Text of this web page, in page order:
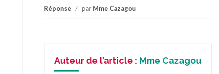
Réponse / par Mme Cazagou
Auteur de l’article : Mme Cazagou